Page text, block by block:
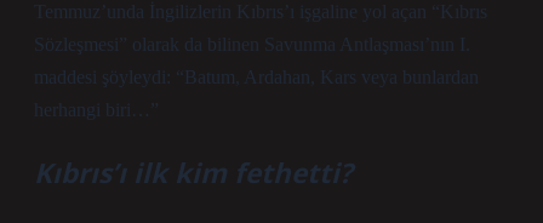
Temmuz’unda İngilizlerin Kıbrıs’ı işgaline yol açan “Kıbrıs
Sözleşmesi” olarak da bilinen Savunma Antlaşması’nın I.
maddesi şöyleydi: “Batum, Ardahan, Kars veya bunlardan
herhangi biri…”
Kıbrıs’ı ilk kim fethetti?